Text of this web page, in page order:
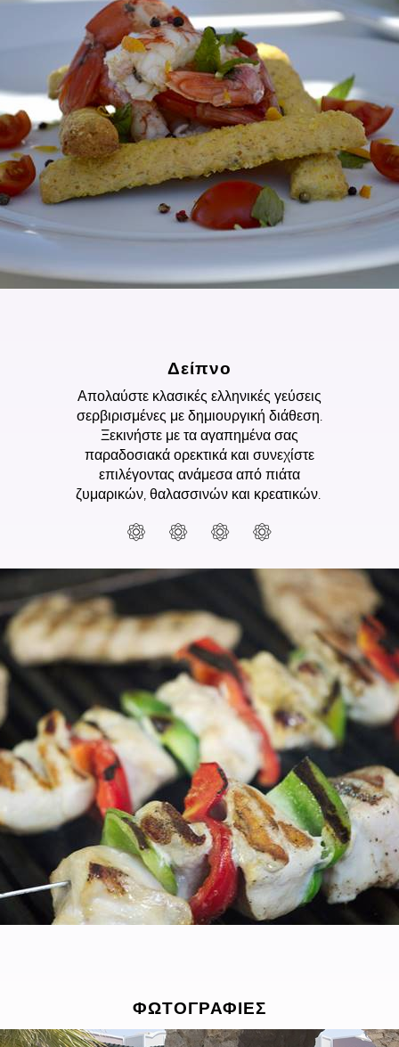
Δείπνο
Απολαύστε κλασικές ελληνικές γεύσεις
σερβιρισμένες με δημιουργική διάθεση.
Ξεκινήστε με τα αγαπημένα σας
παραδοσιακά ορεκτικά και συνεχίστε
επιλέγοντας ανάμεσα από πιάτα
ζυμαρικών, θαλασσινών και κρεατικών.
ΦΩΤΟΓΡΑΦΙΕΣ